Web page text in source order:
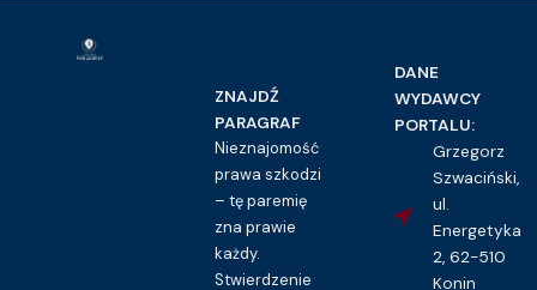
ZNAJDŹ
PARAGRAF
Nieznajomość
prawa szkodzi
– tę paremię
zna prawie
każdy.
Stwierdzenie
DANE
WYDAWCY
PORTALU:
Grzegorz
Szwaciński,
ul.
Energetyka
2, 62-510
Konin